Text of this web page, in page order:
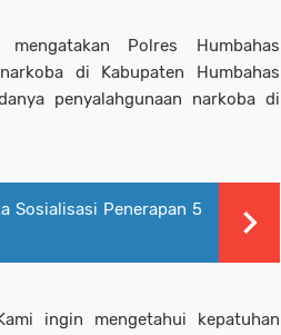
Polres Humbahas
di Kabupaten Humbahas
penyalahgunaan narkoba di
Sosialisasi Penerapan 5
ingin mengetahui kepatuhan